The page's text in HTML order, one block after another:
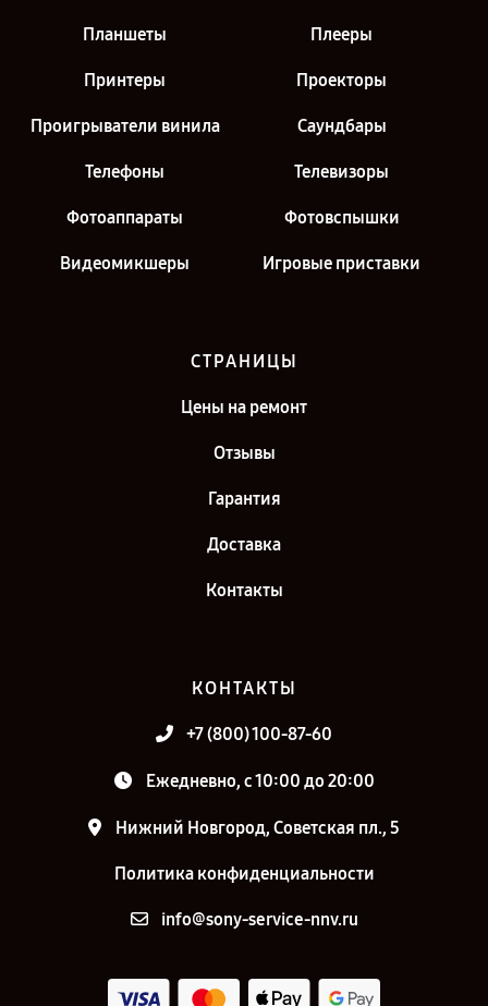
Планшеты Плееры
Принтеры Проекторы
Проигрыватели винила Саундбары
Телефоны Телевизоры
Фотоаппараты Фотовспышки
Видеомикшеры Игровые приставки
СТРАНИЦЫ
Цены на ремонт
Отзывы
Гарантия
Доставка
Контакты
КОНТАКТЫ
+7 (800) 100-87-60
Ежедневно, с 10:00 до 20:00
Нижний Новгород, Советская пл., 5
Политика конфиденциальности
info@sony-service-nnv.ru